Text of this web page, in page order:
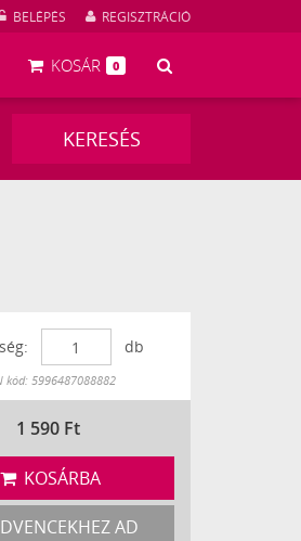
BELÉPÉS REGISZTRÁCIÓ
KOSÁR 0
KERESÉS
db
kód: 5996487088882
1 590 Ft
KOSÁRBA
AD